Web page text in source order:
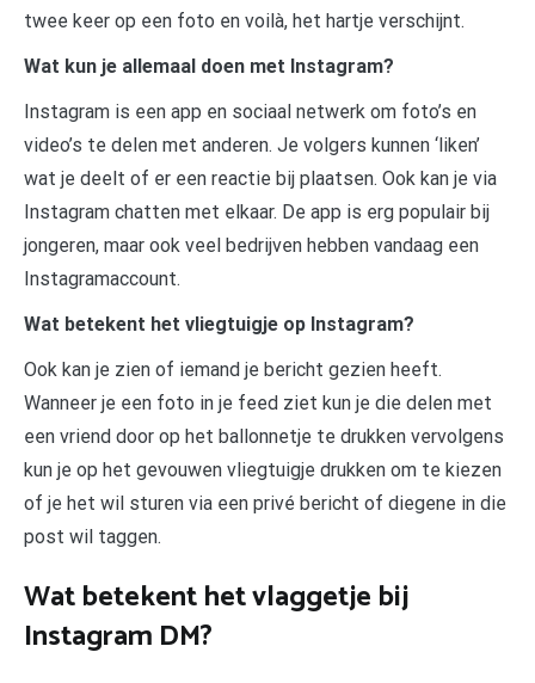
twee keer op een foto en voilà, het hartje verschijnt.
Wat kun je allemaal doen met Instagram?
Instagram is een app en sociaal netwerk om foto’s en
video’s te delen met anderen. Je volgers kunnen ‘liken’
wat je deelt of er een reactie bij plaatsen. Ook kan je via
Instagram chatten met elkaar. De app is erg populair bij
jongeren, maar ook veel bedrijven hebben vandaag een
Instagramaccount.
Wat betekent het vliegtuigje op Instagram?
Ook kan je zien of iemand je bericht gezien heeft.
Wanneer je een foto in je feed ziet kun je die delen met
een vriend door op het ballonnetje te drukken vervolgens
kun je op het gevouwen vliegtuigje drukken om te kiezen
of je het wil sturen via een privé bericht of diegene in die
post wil taggen.
Wat betekent het vlaggetje bij
Instagram DM?